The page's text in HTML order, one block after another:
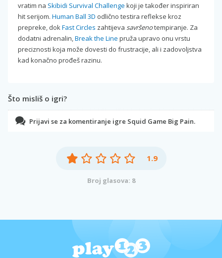
vratim na Skibidi Survival Challenge koji je također inspiriran
hit serijom. Human Ball 3D odlično testira reflekse kroz
prepreke, dokFast Circles zahtijeva savršenotempiranje. Za
dodatni adrenalin,Break the Line pruža upravo onu vrstu
preciznosti koja može dovesti do frustracije, ali i zadovoljstva
kad konačno prođeš razinu.
Što misliš o igri?
Prijavi se za komentiranje igre Squid Game Big Pain.
1.9
Broj glasova: 8